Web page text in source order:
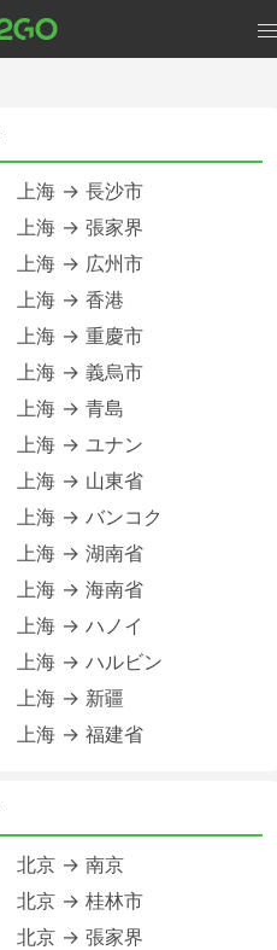
上海 → 長沙市
上海 → 張家界
上海 → 広州市
上海 → 香港
上海 → 重慶市
上海 → 義烏市
上海 → 青島
上海 → ユナン
上海 → 山東省
上海 → バンコク
上海 → 湖南省
上海 → 海南省
上海 → ハノイ
上海 → ハルビン
上海 → 新疆
上海 → 福建省
北京 → 南京
北京 → 桂林市
北京 → 張家界